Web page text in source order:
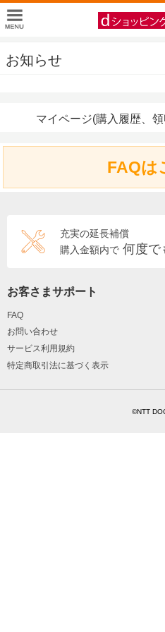
お知らせ
マイページ(購入履歴、
FAQは
充実の延長補償
購入金額内で 何度で
お客さまサポート
FAQ
お問い合わせ
サービス利用規約
特定商取引法に基づく表示
©NTT